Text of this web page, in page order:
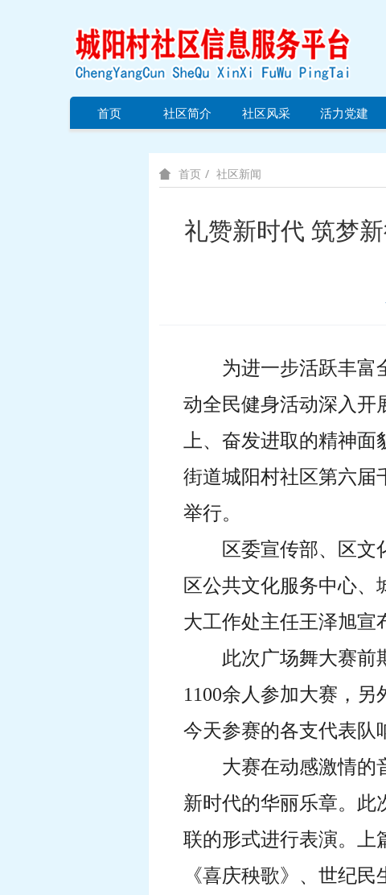
首页 社区简介 社区风采 活力党建
首页 社区新闻
礼赞新时代 筑梦
为进一步活跃丰富
动全民健身活动深入开
上、奋发进取的精神面
街道城阳村社区第六届
举行。
区委宣传部、区文
区公共文化服务中心、
大工作处主任王泽旭宣
此次广场舞大赛前
1100余人参加大赛，
今天参赛的各支代表队
大赛在动感激情的
新时代的华丽乐章。此
联的形式进行表演。上
《喜庆秧歌》、世纪